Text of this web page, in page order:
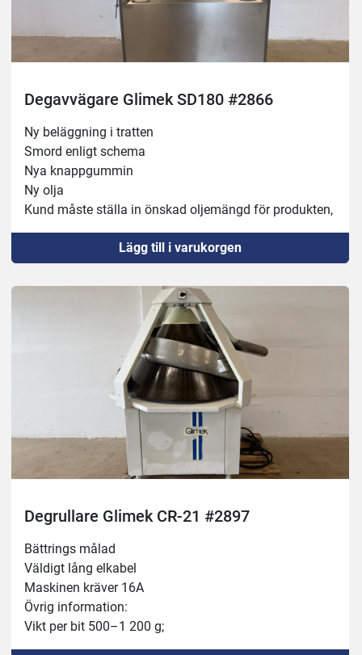
Degavvägare Glimek SD180 #2866
Ny beläggning i tratten
Smord enligt schema
Nya knappgummin
Ny olja
Kund måste ställa in önskad oljemängd för produkten,
se bifogad manual
Maskinen behöver 16A kontakt
Fungerar som den ska
Lägg till i varukorgen
Degrullare Glimek CR-21 #2897
Bättrings målad
Väldigt lång elkabel
Maskinen kräver 16A
Övrig information:
Vikt per bit 500–1 200 g;
Kapacitet upp till 1 200 st/h;